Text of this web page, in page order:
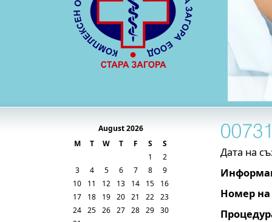
August 2026
M
T W T F S S
1
2
3
4 5 6 7 8
9
10
11 12 13 14 15
16
17
18 19 20 21 22 23
24 25 26 27 28 29 30
Дата на
Номер